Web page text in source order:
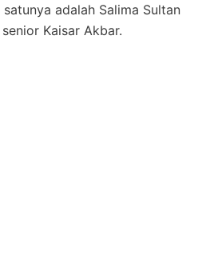
adalah Salima Sultan
Kaisar Akbar.